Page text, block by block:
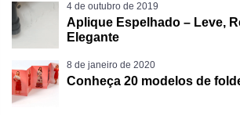
4 de outubro de 2019
Aplique Espelhado – Leve,
Elegante
8 de janeiro de 2020
Conheça 20 modelos de